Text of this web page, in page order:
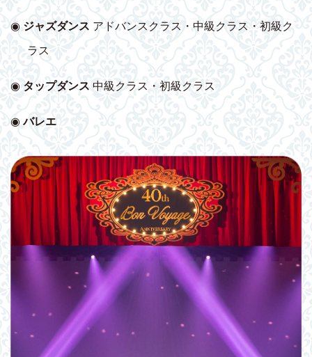
◉ジャズダンス アドバンスクラス・中級クラス・初級ク
ラス
◉タップダンス 中級クラス・初級クラス
◉バレエ